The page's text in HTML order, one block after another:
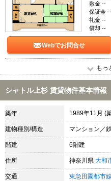
敷金 --
保証金 --
礼金 --
償却 --
Webでお問合せ
もっ
シャトル上杉 賃貸物件基本情報
築年 1989年11月 (
建物種別/構造 マンション／
階建 6階建
住所 神奈川県 大和
交通 東急田園都市線